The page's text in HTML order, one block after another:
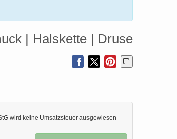
| Halskette | Druse
wird keine Umsatzsteuer ausgewiesen